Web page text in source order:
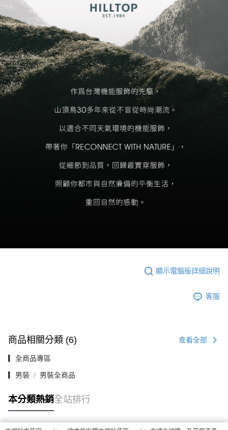
顯示電腦版詳細說明
客服
商品相關分類 (6) 查看全部
▎全商品專區
▎男裝 男裝全商品
本分類熱銷全站排行